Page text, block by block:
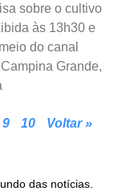
sobre o cultivo
às 13h30 e
do canal
Grande,
9 10 Voltar »
das notícias.